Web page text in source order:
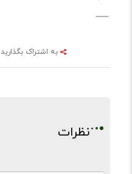
به اشتراک بگذارید
نظرات